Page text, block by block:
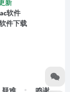
新
软件
件下载
疑难 鸣谢